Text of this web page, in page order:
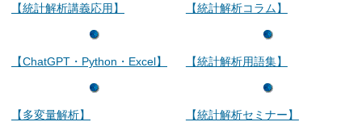
【統計解析講義応用】
【ChatGPT・Python・Excel】
【多変量解析】
【統計解析コラム】
【統計解析用語集】
【統計解析セミナー】